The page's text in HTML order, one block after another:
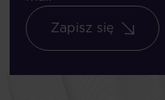
Zapisz się